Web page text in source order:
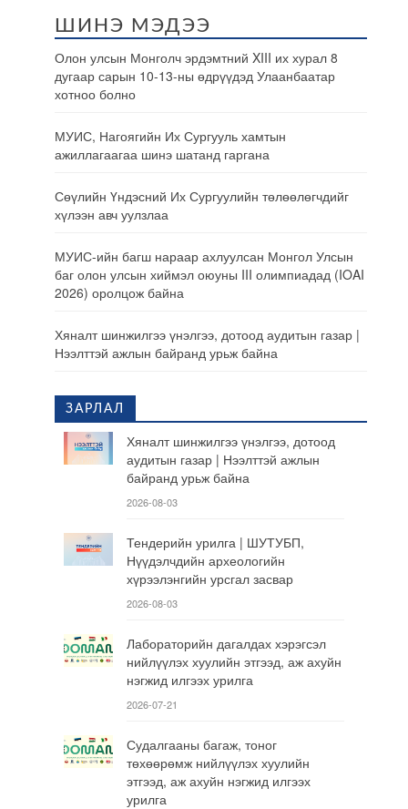
ШИНЭ МЭДЭЭ
Олон улсын Монголч эрдэмтний XIII их хурал 8
дугаар сарын 10-13-ны өдрүүдэд Улаанбаатар
хотноо болно
МУИС, Нагоягийн Их Сургууль хамтын
ажиллагаагаа шинэ шатанд гаргана
Сөүлийн Үндэсний Их Сургуулийн төлөөлөгчдийг
хүлээн авч уулзлаа
МУИС-ийн багш нараар ахлуулсан Монгол Улсын
баг олон улсын хиймэл оюуны III олимпиадад (IOAI
2026) оролцож байна
Хяналт шинжилгээ үнэлгээ, дотоод аудитын газар |
Нээлттэй ажлын байранд урьж байна
ЗАРЛАЛ
Хяналт шинжилгээ үнэлгээ, дотоод
аудитын газар | Нээлттэй ажлын
байранд урьж байна
2026-08-03
Тендерийн урилга | ШУТУБП,
Нүүдэлчдийн археологийн
хүрээлэнгийн урсгал засвар
2026-08-03
Лабораторийн дагалдах хэрэгсэл
нийлүүлэх хуулийн этгээд, аж ахуйн
нэгжид илгээх урилга
2026-07-21
Судалгааны багаж, тоног
төхөөрөмж нийлүүлэх хуулийн
этгээд, аж ахуйн нэгжид илгээх
урилга